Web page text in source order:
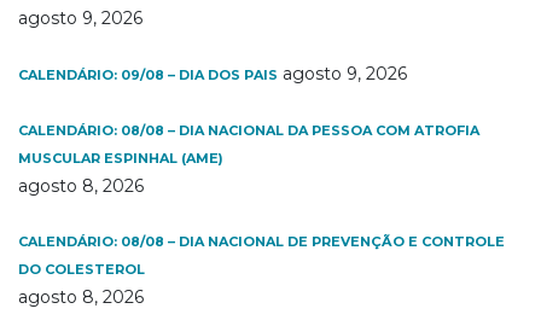
agosto 9, 2026
CALENDÁRIO: 09/08 – DIA DOS PAIS agosto 9, 2026
CALENDÁRIO: 08/08 – DIA NACIONAL DA PESSOA COM ATROFIA
MUSCULAR ESPINHAL (AME)
agosto 8, 2026
CALENDÁRIO: 08/08 – DIA NACIONAL DE PREVENÇÃO E CONTROLE
DO COLESTEROL
agosto 8, 2026